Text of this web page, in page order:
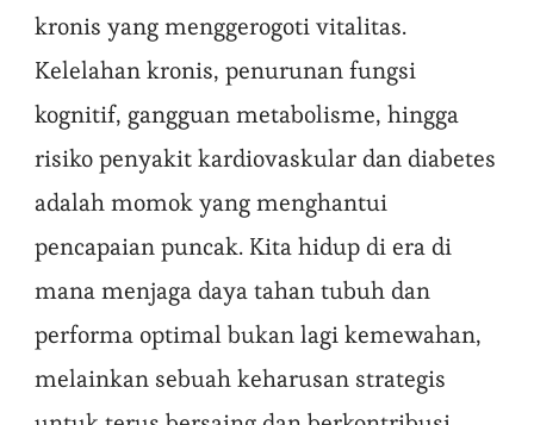
kronis yang menggerogoti vitalitas.
Kelelahan kronis, penurunan fungsi
kognitif, gangguan metabolisme, hingga
risiko penyakit kardiovaskular dan diabetes
adalah momok yang menghantui
pencapaian puncak. Kita hidup di era di
mana menjaga daya tahan tubuh dan
performa optimal bukan lagi kemewahan,
melainkan sebuah keharusan strategis